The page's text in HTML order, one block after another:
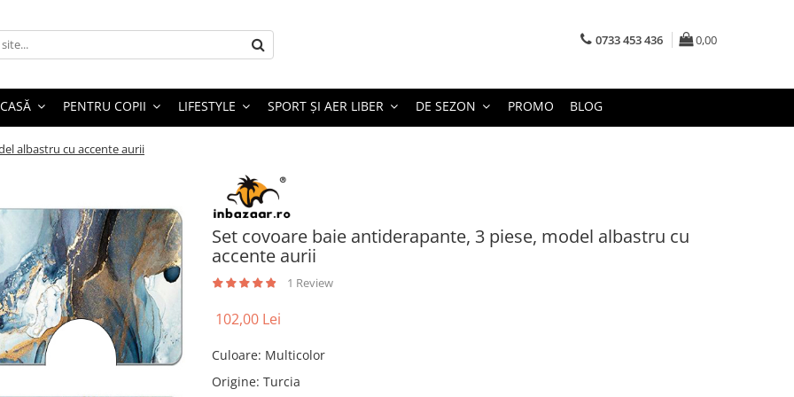
0733 453 436 0,00
PENTRU COPII LIFESTYLE SPORT ȘI AER LIBER DE SEZON PROMO BLOG
albastru cu accente aurii
Set covoare baie antiderapante, 3 piese, model albastru cu
accente aurii
1 Review
102,00 Lei
Culoare: Multicolor
Origine: Turcia